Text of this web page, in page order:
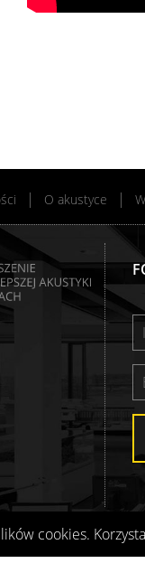
cookies.
O akustyce